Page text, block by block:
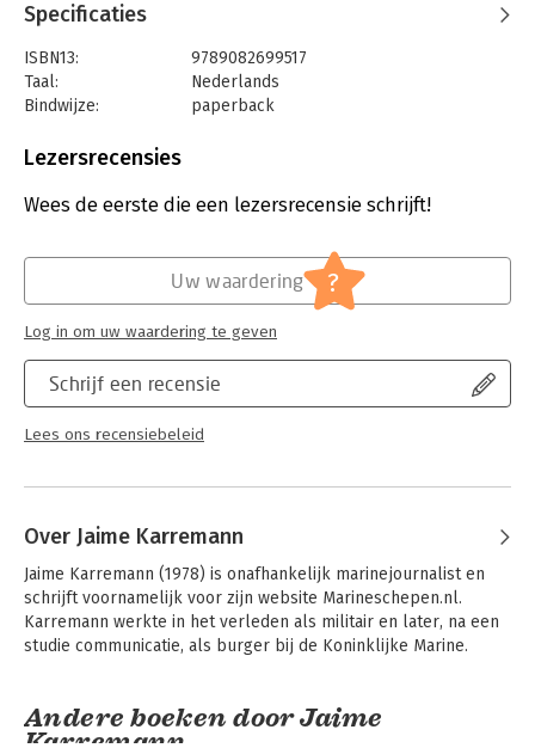
Specificaties
ISBN13:
9789082699517
Taal:
Nederlands
Bindwijze:
paperback
Uitgever:
Verschijningsdatum:
2-10-2017
Lezersrecensies
Wees de eerste die een lezersrecensie schrijft!
Schrijf een recensie
Lees ons recensiebeleid
Uw waardering ?
Log in om uw waardering te geven
Over Jaime Karremann
Jaime Karremann (1978) is onafhankelijk marinejournalist en
schrijft voornamelijk voor zijn website Marineschepen.nl.
Karremann werkte in het verleden als militair en later, na een
studie communicatie, als burger bij de Koninklijke Marine.
Andere boeken door Jaime
Karremann